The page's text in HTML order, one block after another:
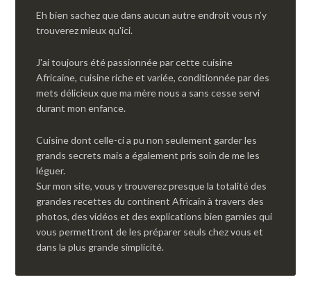
Eh bien sachez que dans aucun autre endroit vous n’y
trouverez mieux qu'ici.
J'ai toujours été passionnée par cette cuisine
Africaine, cuisine riche et variée, conditionnée par des
mets délicieux que ma mère nous a sans cesse servi
durant mon enfance.
Cuisine dont celle-ci a pu non seulement garder les
grands secrets mais a également pris soin de me les
léguer.
Sur mon site, vous y trouverez presque la totalité des
grandes recettes du continent Africain à travers des
photos, des vidéos et des explications bien garnies qui
vous permettront de les préparer seuls chez vous et
dans la plus grande simplicité.